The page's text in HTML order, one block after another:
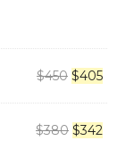
$450 El
era:
$405El
es:
$380 El
$342